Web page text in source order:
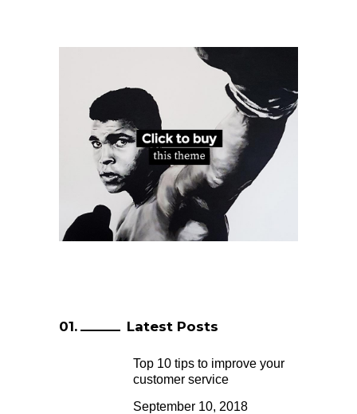
Latest Posts
Top 10 tips to improve your
customer service
September 10, 2018